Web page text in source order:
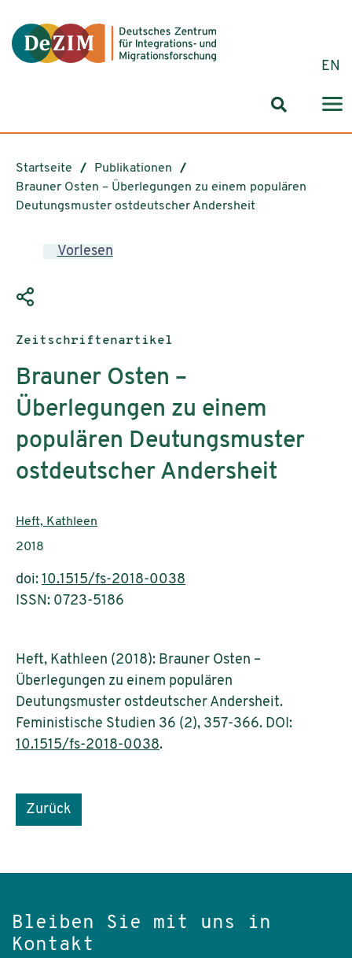
EN
Startseite
Publikationen
Brauner Osten – Überlegungen zu einem populären
Deutungsmuster ostdeutscher Andersheit
Vorlesen
Publikationstyp:
Zeitschriftenartikel
Brauner Osten –
Überlegungen zu einem
populären Deutungsmuster
ostdeutscher Andersheit
AutorInnen:
Heft, Kathleen
Publikationsjahr:
2018
doi: 10.1515/fs-2018-0038
ISSN: 0723-5186
Heft, Kathleen (2018): Brauner Osten –
Überlegungen zu einem populären
Deutungsmuster ostdeutscher Andersheit.
Feministische Studien 36 (2), 357-366. DOI:
10.1515/fs-2018-0038.
Zurück
Bleiben Sie mit uns in
Kontakt